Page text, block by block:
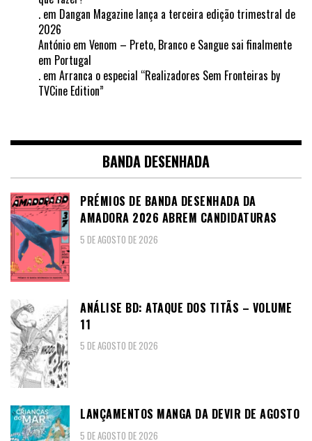
. em Dangan Magazine lança a terceira edição trimestral de
2026
António em Venom – Preto, Branco e Sangue sai finalmente
em Portugal
. em Arranca o especial “Realizadores Sem Fronteiras by
TVCine Edition”
BANDA DESENHADA
PRÉMIOS DE BANDA DESENHADA DA
AMADORA 2026 ABREM CANDIDATURAS
5 DE AGOSTO DE 2026
ANÁLISE BD: ATAQUE DOS TITÃS – VOLUME
11
5 DE AGOSTO DE 2026
LANÇAMENTOS MANGA DA DEVIR DE AGOSTO
5 DE AGOSTO DE 2026